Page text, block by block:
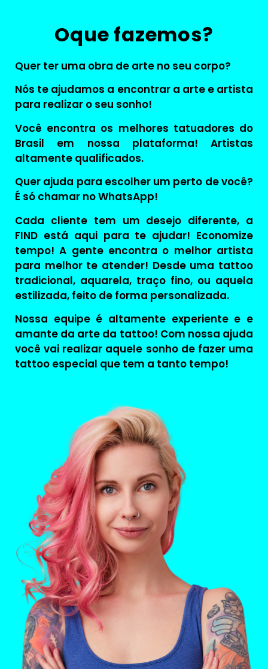
Oque fazemos?
Quer ter uma obra de arte no seu corpo?
Nós te ajudamos a encontrar a arte e artista
para realizar o seu sonho!
Você encontra os melhores tatuadores do
Brasil em nossa plataforma! Artistas
altamente qualificados.
Quer ajuda para escolher um perto de você?
É só chamar no WhatsApp!
Cada cliente tem um desejo diferente, a
FIND está aqui para te ajudar! Economize
tempo! A gente encontra o melhor artista
para melhor te atender! Desde uma tattoo
tradicional, aquarela, traço fino, ou aquela
estilizada, feito de forma personalizada.
Nossa equipe é altamente experiente e e
amante da arte da tattoo! Com nossa ajuda
você vai realizar aquele sonho de fazer uma
tattoo especial que tem a tanto tempo!